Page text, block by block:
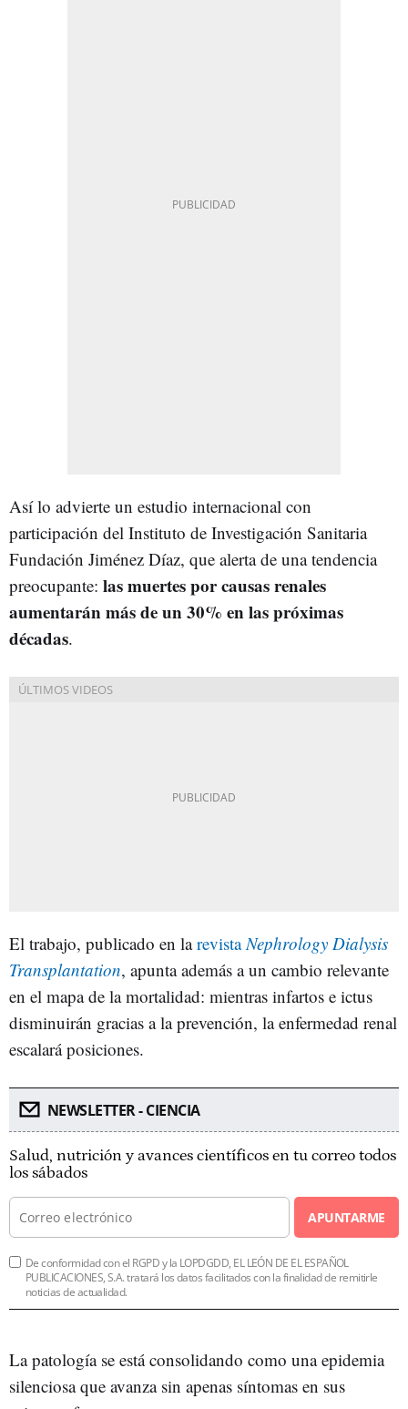
Así lo advierte un estudio internacional con
participación del Instituto de Investigación Sanitaria
Fundación Jiménez Díaz, que alerta de una tendencia
preocupante: las muertes por causas renales
aumentarán más de un 30% en las próximas
décadas.
El trabajo, publicado en larevista Nephrology Dialysis
Transplantation, apunta además a un cambio relevante
en el mapa de la mortalidad: mientras infartos e ictus
disminuirán gracias a la prevención, la enfermedad renal
escalará posiciones.
NEWSLETTER - CIENCIA
Salud, nutrición y avances científicos en tu correo todos
los sábados
APUNTARME
De conformidad con el RGPD y la LOPDGDD, EL LEÓN DE EL ESPAÑOL
PUBLICACIONES, S.A. tratará los datos facilitados con la finalidad de remitirle
noticias de actualidad.
La patología se está consolidando como una epidemia
silenciosa que avanza sin apenas síntomas en sus